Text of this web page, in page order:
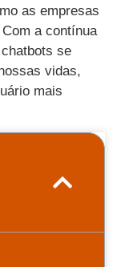
as empresas
a contínua
se
vidas,
mais